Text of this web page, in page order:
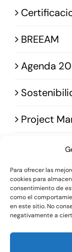
Para ofrecer las
cookies para
consentimiento de
como el
en este sitio. No
negativamente a
Sostenibilidad
Blog
BREEAM
Agenda
Project
© 2025 •